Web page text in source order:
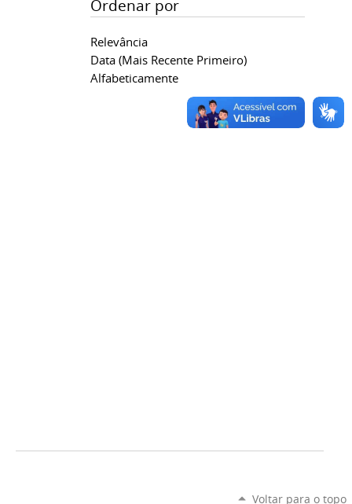
Ordenar por
Relevância
Data (mais Recente Primeiro)
Alfabeticamente
Voltar para o topo